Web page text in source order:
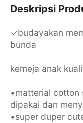
Deskripsi
✓budayakan
bunda
kemeja anak
•matterial cotton
dipakai dan
•super duper